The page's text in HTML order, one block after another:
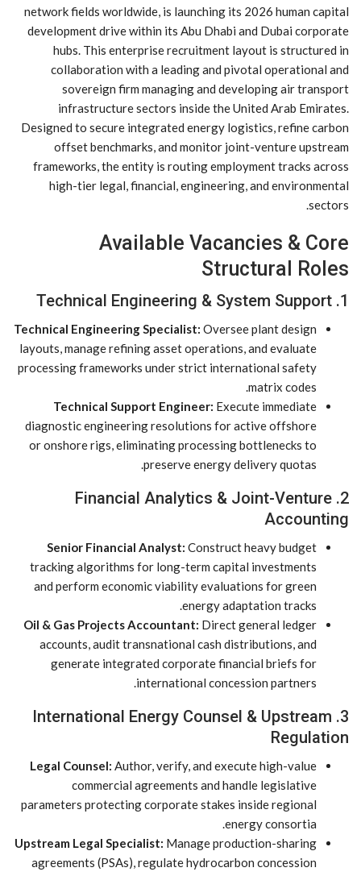
network fields worldwide, is launching its 2026 human capital
development drive within its Abu Dhabi and Dubai corporate
hubs. This enterprise recruitment layout is structured in
collaboration with a leading and pivotal operational and
sovereign firm managing and developing air transport
infrastructure sectors inside the United Arab Emirates.
Designed to secure integrated energy logistics, refine carbon
offset benchmarks, and monitor joint-venture upstream
frameworks, the entity is routing employment tracks across
high-tier legal, financial, engineering, and environmental
sectors.
Available Vacancies & Core
Structural Roles
1. Technical Engineering & System Support
Technical Engineering Specialist: Oversee plant design
layouts, manage refining asset operations, and evaluate
processing frameworks under strict international safety
matrix codes.
Technical Support Engineer: Execute immediate
diagnostic engineering resolutions for active offshore
or onshore rigs, eliminating processing bottlenecks to
preserve energy delivery quotas.
2. Financial Analytics & Joint-Venture
Accounting
Senior Financial Analyst: Construct heavy budget
tracking algorithms for long-term capital investments
and perform economic viability evaluations for green
energy adaptation tracks.
Oil & Gas Projects Accountant: Direct general ledger
accounts, audit transnational cash distributions, and
generate integrated corporate financial briefs for
international concession partners.
3. International Energy Counsel & Upstream
Regulation
Legal Counsel: Author, verify, and execute high-value
commercial agreements and handle legislative
parameters protecting corporate stakes inside regional
energy consortia.
Upstream Legal Specialist: Manage production-sharing
agreements (PSAs), regulate hydrocarbon concession